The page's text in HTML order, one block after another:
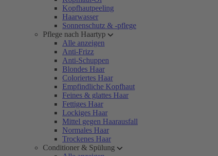
Kopfhautpeeling
Haarwasser
Sonnenschutz & -pflege
Pflege nach Haartyp
Alle anzeigen
Anti-Frizz
Anti-Schuppen
Blondes Haar
Coloriertes Haar
Empfindliche Kopfhaut
Feines & glattes Haar
Fettiges Haar
Lockiges Haar
Mittel gegen Haarausfall
Normales Haar
Trockenes Haar
Conditioner & Spülung